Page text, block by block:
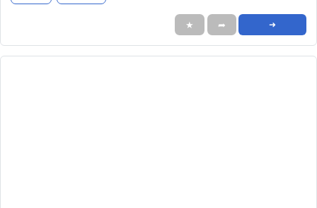
★ ➦ ➜